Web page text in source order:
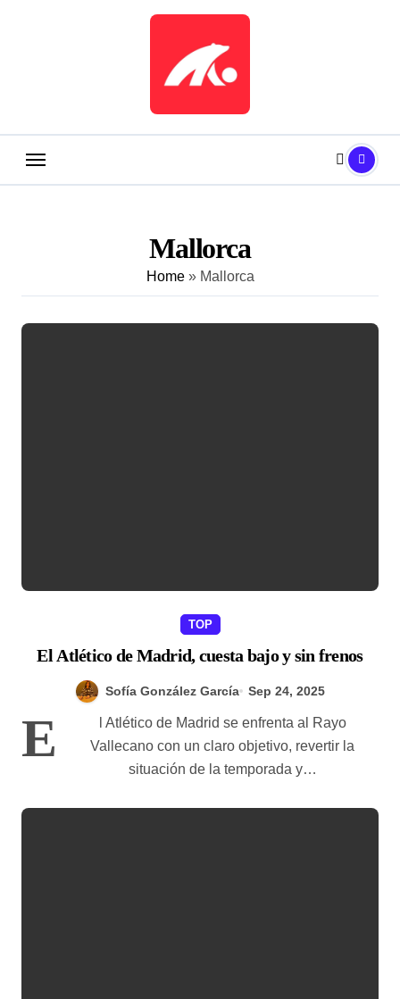
Mallorca
Home» Mallorca
TOP
El Atlético de Madrid, cuesta bajo y sin frenos
Sofía González García Sep 24, 2025
E
l Atlético de Madrid se enfrenta al Rayo
Vallecano con un claro objetivo, revertir la
situación de la temporada y…